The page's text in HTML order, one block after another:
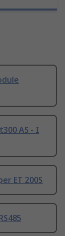
AS - I
ET 200S